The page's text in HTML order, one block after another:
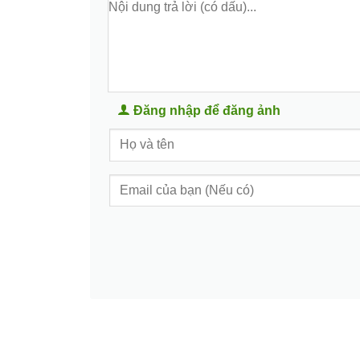
Đăng nhập để đăng ảnh